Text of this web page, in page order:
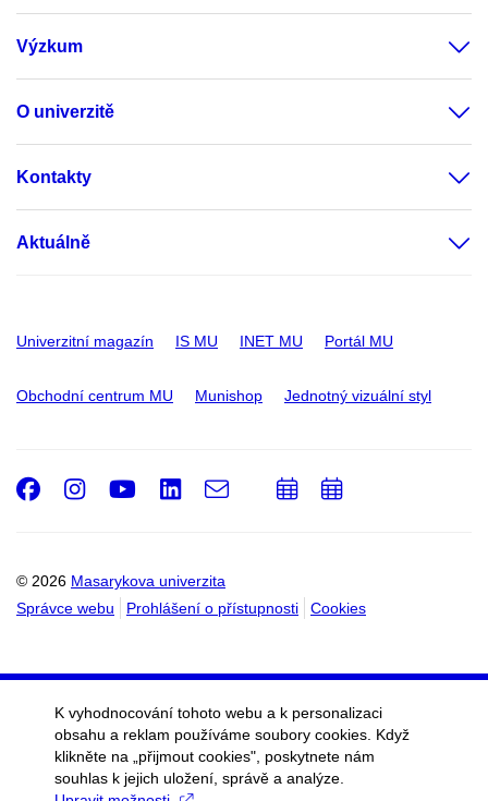
Výzkum
O univerzitě
Kontakty
Aktuálně
Univerzitní magazín IS MU INET MU Portál MU
Obchodní centrum MU Munishop Jednotný vizuální styl
© 2026 Masarykova univerzita
Správce webu
Prohlášení o přístupnosti Cookies
Facebook
Instagram
Youtube
LinkedIn
e-
PřidatPřidat
K vyhodnocování tohoto webu a k personalizaci
obsahu a reklam používáme soubory cookies. Když
klikněte na „přijmout cookies", poskytnete nám
souhlas k jejich uložení, správě a analýze.